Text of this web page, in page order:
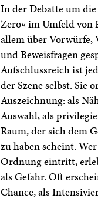
In der Debatte um die
Zero« im Umfeld von
allem über
und Beweisfragen
Aufschlussreich ist
der Szene selbst. Sie
Auszeichnung: als
Auswahl, als
Raum, der sich dem
zu haben scheint.
Ordnung eintritt,
als Gefahr. Oft
Chance, als